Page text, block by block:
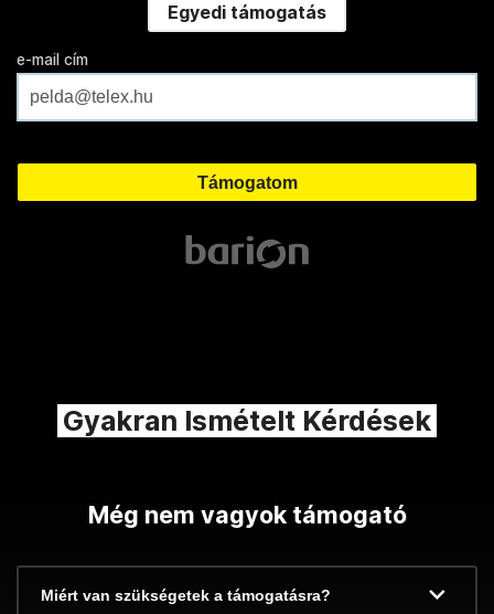
Egyedi támogatás
e-mail cím
Gyakran Ismételt Kérdések
Még nem vagyok támogató
Miért van szükségetek a támogatásra?